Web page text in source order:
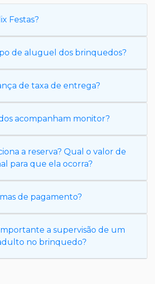
Festas?
de aluguel dos brinquedos?
de taxa de entrega?
acompanham monitor?
a reserva? Qual o valor de
para que ela ocorra?
de pagamento?
a supervisão de um
no brinquedo?